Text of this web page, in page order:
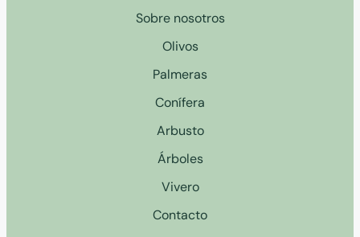
Sobre nosotros
Olivos
Palmeras
Conífera
Arbusto
Árboles
Vivero
Contacto